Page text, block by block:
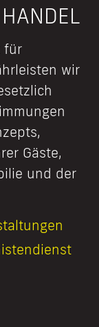
für
wir
Gäste,
und der